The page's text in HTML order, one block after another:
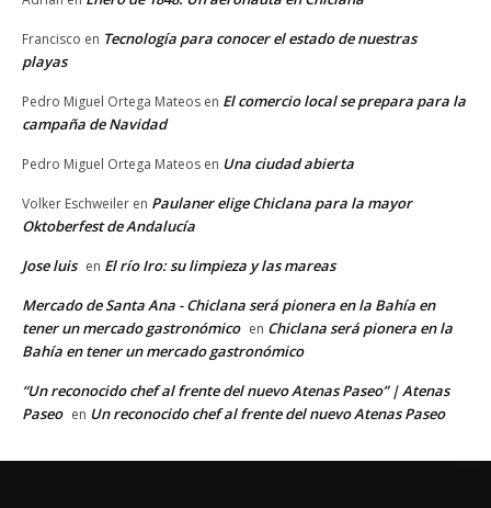
Francisco en Tecnología para conocer el estado de nuestras
playas
Pedro Miguel Ortega Mateos en El comercio local se prepara para la
campaña de Navidad
Pedro Miguel Ortega Mateos en Una ciudad abierta
Volker Eschweiler en Paulaner elige Chiclana para la mayor
Oktoberfest de Andalucía
Jose luis en El río Iro: su limpieza y las mareas
Mercado de Santa Ana - Chiclana será pionera en la Bahía en
tener un mercado gastronómico en Chiclana será pionera en la
Bahía en tener un mercado gastronómico
“Un reconocido chef al frente del nuevo Atenas Paseo” | Atenas
Paseo en Un reconocido chef al frente del nuevo Atenas Paseo